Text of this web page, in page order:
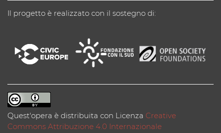
Il progetto è realizzato con il sostegno di:
Quest'opera è distribuita con Licenza Creative
Commons Attribuzione 4.0 Internazionale